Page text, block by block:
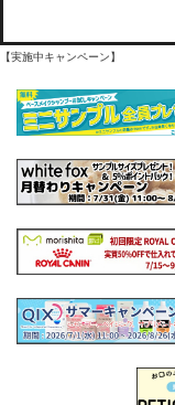
【実施中キャンペーン】